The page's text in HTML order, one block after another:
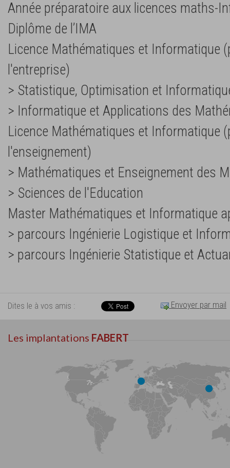
Année préparatoire aux licences maths-
Diplôme de l’IMA
Licence Mathématiques et Informatique
l'entreprise)
> Statistique, Optimisation et
> Informatique et Applications des
Licence Mathématiques et Informatique
l'enseignement)
> Mathématiques et Enseignement des
> Sciences de l'Education
Master Mathématiques et Informatique
> parcours Ingénierie Logistique et
> parcours Ingénierie Statistique et
Dites le à vos amis : Envoyer par mail
Les implantations FABERT